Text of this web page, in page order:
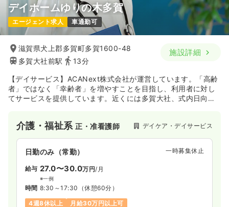
デイホームゆりの木多賀
エージェント求人 車通勤可
滋賀県犬上郡多賀町多賀1600-48
多賀大社前駅
13分
施設詳細
【デイサービス】ACANext株式会社が運営しています。「高齢
者」ではなく「幸齢者」を増やすことを目指し、利用者に対し
てサービスを提供しています。近くには多賀大社、式内日向神
介護・福祉系正・准看護師 デイケア・デイサービス
日勤のみ（常勤） 一時募集休止
給与 27.0〜30.0万円/月
※一例
時間 8:30～17:30 （休憩60分）
4週8休以上
月給30万円以上可